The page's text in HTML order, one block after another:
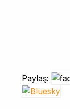
Paylaş: